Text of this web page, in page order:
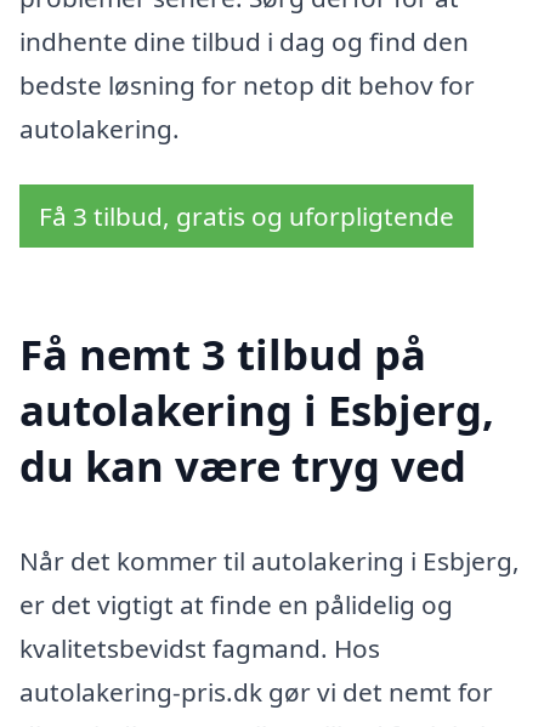
indhente dine tilbud i dag og find den
bedste løsning for netop dit behov for
autolakering.
Få 3 tilbud, gratis og uforpligtende
Få nemt 3 tilbud på
autolakering i Esbjerg,
du kan være tryg ved
Når det kommer til autolakering i Esbjerg,
er det vigtigt at finde en pålidelig og
kvalitetsbevidst fagmand. Hos
autolakering-pris.dk gør vi det nemt for